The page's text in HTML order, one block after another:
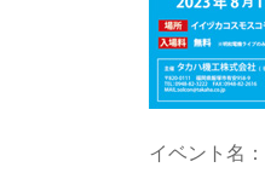
イベント名：